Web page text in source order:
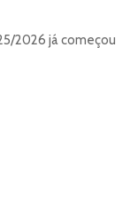
2026 já começou